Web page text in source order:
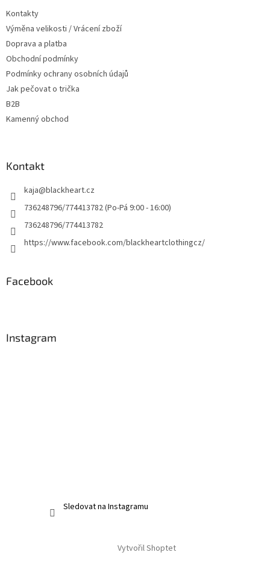
Kontakty
Výměna velikosti / Vrácení zboží
Doprava a platba
Obchodní podmínky
Podmínky ochrany osobních údajů
Jak pečovat o trička
B2B
Kamenný obchod
Kontakt
kaja@blackheart.cz
736248796/774413782 (Po-Pá 9:00 - 16:00)
736248796/774413782
https://www.facebook.com/blackheartclothingcz/
Facebook
Instagram
Sledovat na Instagramu
Vytvořil Shoptet